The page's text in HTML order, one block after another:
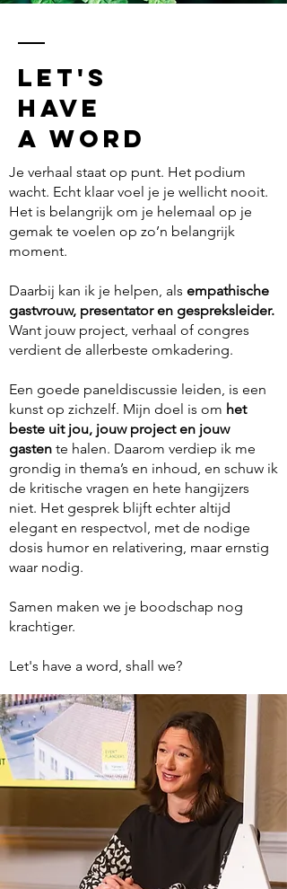
LET's
have
a word
Je verhaal staat op punt. Het podium
wacht. Echt klaar voel je je wellicht nooit.
Het is belangrijk om je helemaal op je
gemak te voelen op zo’n belangrijk
moment.
Daarbij kan ik je helpen, als empathische
gastvrouw, presentator en gespreksleider.
Want jouw project, verhaal of congres
verdient de allerbeste omkadering.
Een goede paneldiscussie leiden, is een
kunst op zichzelf. Mijn doel is om het
beste uit jou, jouw project en jouw
gasten te halen. Daarom verdiep ik me
grondig in thema’s en inhoud, en schuw ik
de kritische vragen en hete hangijzers
niet. Het gesprek blijft echter altijd
elegant en respectvol, met de nodige
dosis humor en relativering, maar ernstig
waar nodig.
Samen maken we je boodschap nog
krachtiger.​
Let's have a word, shall we?